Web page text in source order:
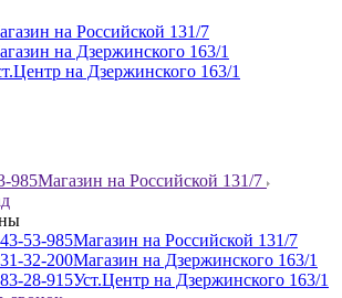
на Российской 131/7
на Дзержинского 163/1
на Дзержинского 163/1
985Магазин на Российской 131/7
53-985Магазин на Российской 131/7
32-200Магазин на Дзержинского 163/1
28-915Уст.Центр на Дзержинского 163/1